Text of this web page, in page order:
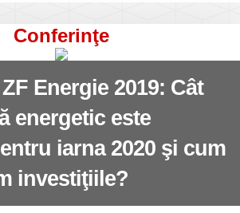
Conferinţe
Energie 2019: Cât
energetic este
iarna 2020 şi cum
investiţiile?